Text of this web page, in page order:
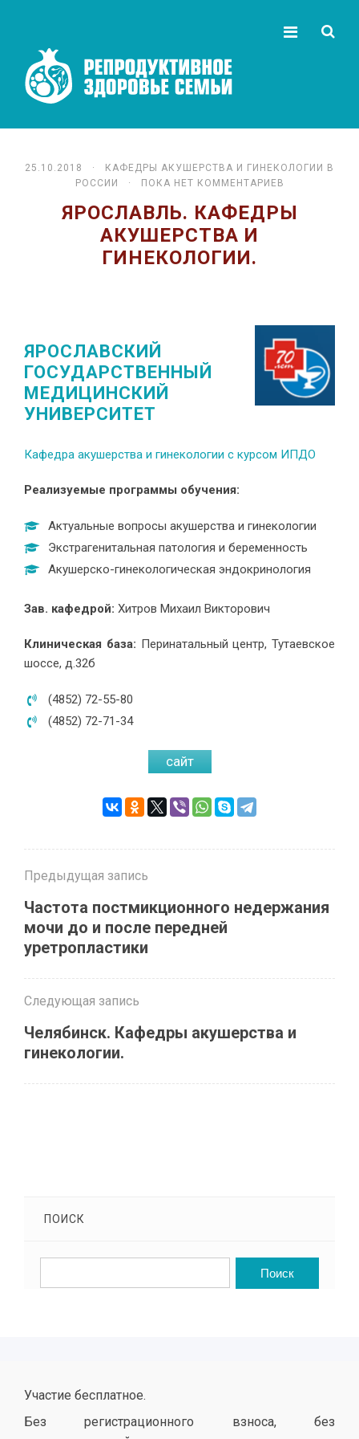
25.10.2018 ·
КАФЕДРЫ АКУШЕРСТВА И ГИНЕКОЛОГИИ В
РОССИИ
· ПОКА НЕТ КОММЕНТАРИЕВ
ЯРОСЛАВЛЬ. КАФЕДРЫ
АКУШЕРСТВА И
ГИНЕКОЛОГИИ.
ЯРОСЛАВСКИЙ
ГОСУДАРСТВЕННЫЙ
МЕДИЦИНСКИЙ
УНИВЕРСИТЕТ
Кафедра акушерства и гинекологии с курсом ИПДО
Реализуемые программы обучения:
Актуальные вопросы акушерства и гинекологии
Экстрагенитальная патология и беременность
Акушерско-гинекологическая эндокринология
Зав. кафедрой: Хитров Михаил Викторович
Клиническая база: Перинатальный центр, Тутаевское
шоссе, д.32б
(4852) 72-55-80
(4852) 72-71-34
сайт
Предыдущая запись
Частота постмикционного недержания
мочи до и после передней
уретропластики
Следующая запись
Челябинск. Кафедры акушерства и
гинекологии.
ПОИСК
Участие бесплатное.
Без регистрационного взноса, без